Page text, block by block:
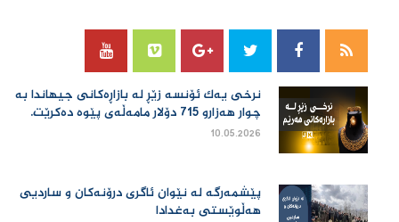
نرخی یەك ئۆنسە زێڕ لە بازاڕەكانی جیهاندا بە
چوار هەزارو 715 دۆلار مامەڵەی پێوە دەكرێت.
10.05.2026
پێشمەرگە لە نێوان ئاگری درۆنەکان و ساردیی
هەڵوێستی بەغدادا